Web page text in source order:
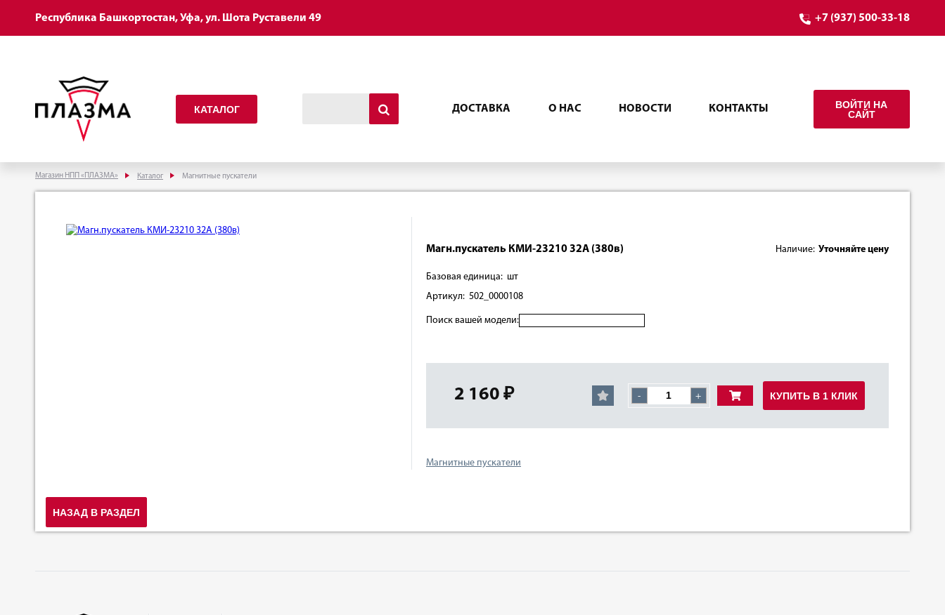
Республика Башкортостан, Уфа, ул. Шота Руставели 49 +7 (937) 500-33-18
КАТАЛОГ ДОСТАВКА О НАС НОВОСТИ КОНТАКТЫ
ВОЙТИ НА
САЙТ
Магазин НПП «ПЛАЗМА» Каталог Магнитные пускатели
Магн.пускатель КМИ-23210 32А (380в) Наличие: Уточняйте цену
Базовая единица: шт
Артикул: 502_0000108
Поиск вашей модели:
2 160 ₽ - + КУПИТЬ В 1 КЛИК
Магнитные пускатели
НАЗАД В РАЗДЕЛ